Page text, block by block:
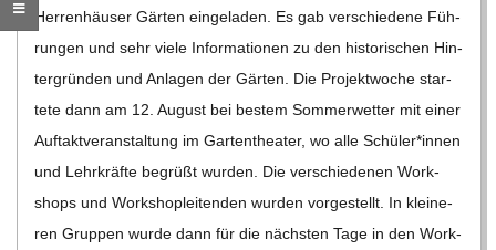
C
H
M
Her­ren­häu­ser Gär­ten ein­ge­la­den. Es gab ver­schie­dene Füh­
run­gen und sehr viele Infor­ma­tio­nen zu den his­to­ri­schen Hin­
ter­grün­den und Anla­gen der Gär­ten. Die Pro­jekt­wo­che star­
tete dann am 12. August bei bes­tem Som­mer­wet­ter mit einer
Auf­takt­ver­an­stal­tung im Gar­ten­thea­ter, wo alle Schüler*innen
und Lehr­kräfte begrüßt wur­den. Die ver­schie­de­nen Work­
shops und Work­shop­lei­ten­den wur­den vor­ge­stellt. In klei­ne­
ren Grup­pen wurde dann für die nächs­ten Tage in den Work­